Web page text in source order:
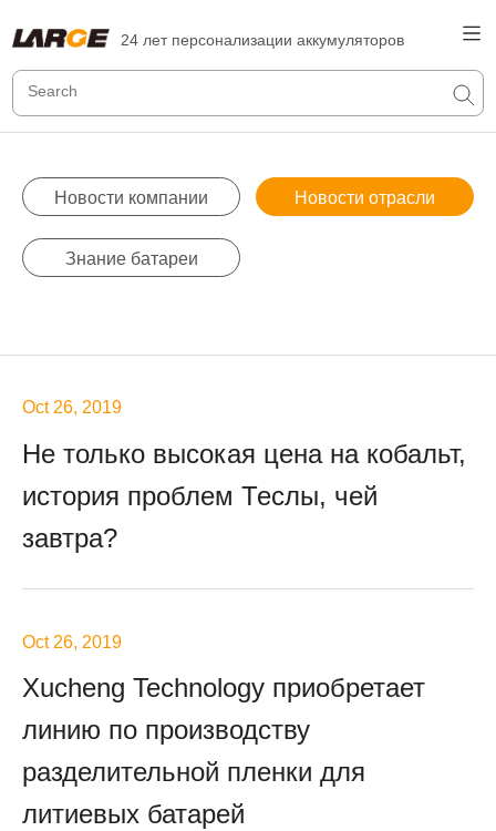
24 лет персонализации аккумуляторов
Новости компании Новости отрасли
Знание батареи
Oct 26, 2019
Не только высокая цена на кобальт,
история проблем Теслы, чей
завтра?
Oct 26, 2019
Xucheng Technology приобретает
линию по производству
разделительной пленки для
литиевых батарей